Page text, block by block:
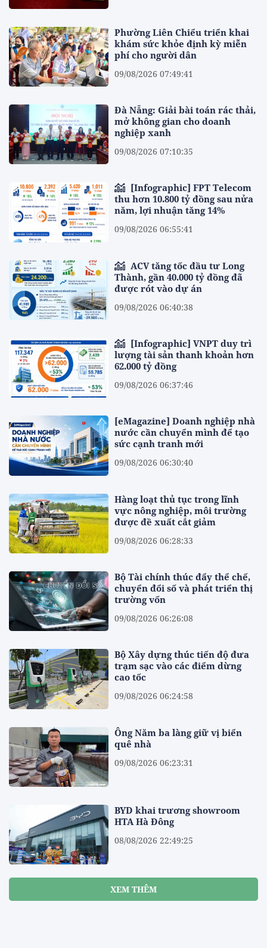
Phường Liên Chiểu triển khai
khám sức khỏe định kỳ miễn
phí cho người dân
09/08/2026 07:49:41
Đà Nẵng: Giải bài toán rác thải,
mở không gian cho doanh
nghiệp xanh
09/08/2026 07:10:35
thu hơn 10.800 tỷ đồng sau nửa
năm, lợi nhuận tăng 14%
09/08/2026 06:55:41
Thành, gần 40.000 tỷ đồng đã
được rót vào dự án
09/08/2026 06:40:38
lượng tài sản thanh khoản hơn
62.000 tỷ đồng
09/08/2026 06:37:46
[eMagazine] Doanh nghiệp nhà
nước cần chuyển mình để tạo
sức cạnh tranh mới
09/08/2026 06:30:40
Hàng loạt thủ tục trong lĩnh
vực nông nghiệp, môi trường
được đề xuất cắt giảm
09/08/2026 06:28:33
Bộ Tài chính thúc đẩy thể chế,
chuyển đổi số và phát triển thị
trường vốn
09/08/2026 06:26:08
Bộ Xây dựng thúc tiến độ đưa
trạm sạc vào các điểm dừng
cao tốc
09/08/2026 06:24:58
Ông Năm ba làng giữ vị biển
quê nhà
09/08/2026 06:23:31
BYD khai trương showroom
HTA Hà Đông
08/08/2026 22:49:25
XEM THÊM